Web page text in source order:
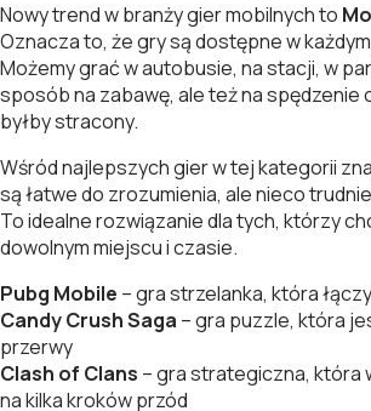
Nowy trend w branży gier mobilnych to
Oznacza to, że gry są dostępne w
Możemy grać w autobusie, na stacji, w
sposób na zabawę, ale też na spędzenie
byłby stracony.
Wśród najlepszych gier w tej kategorii
są łatwe do zrozumienia, ale nieco
To idealne rozwiązanie dla tych, którzy
dowolnym miejscu i czasie.
Pubg Mobile – gra strzelanka, która
Candy Crush Saga – gra puzzle, która
przerwy
Clash of Clans – gra strategiczna, która
na kilka kroków przód